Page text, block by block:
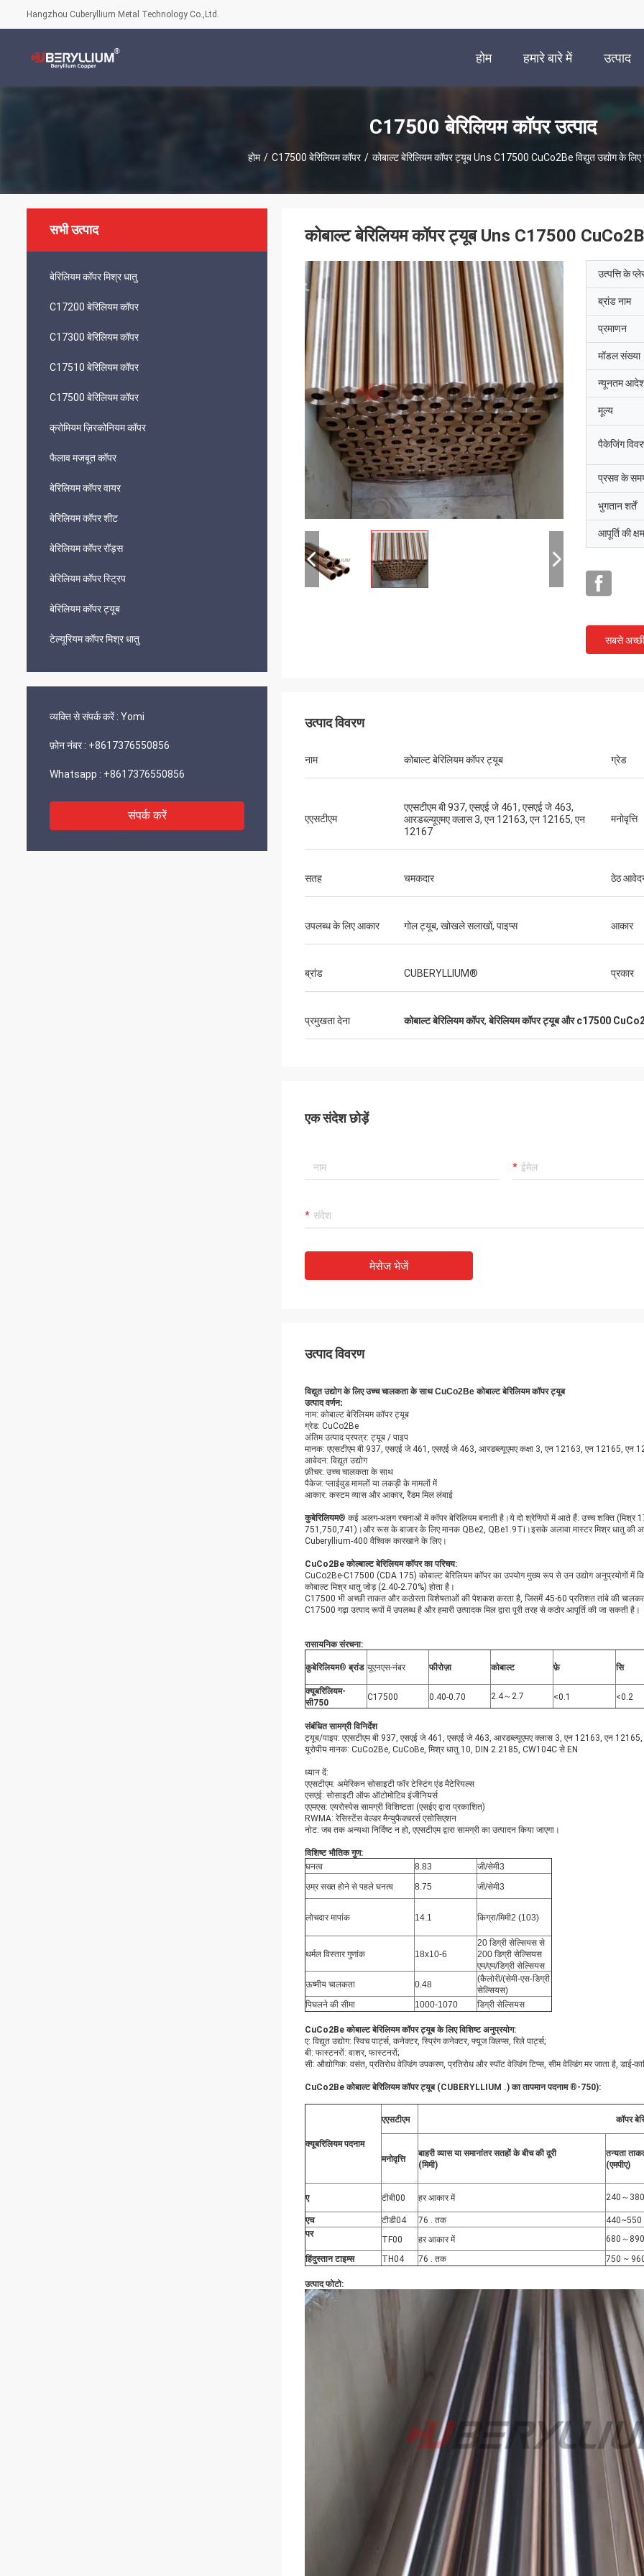
Hangzhou Cuberyllium Metal Technology Co.,Ltd.
होम हमारे बारे में उत्पाद
C17500 बेरिलियम कॉपर उत्पाद
होम / C17500 बेरिलियम कॉपर / कोबाल्ट बेरिलियम कॉपर ट्यूब Uns C17500 CuCo2Be विद्युत उद्योग के
सभी उत्पाद
बेरिलियम कॉपर मिश्र धातु
C17200 बेरिलियम कॉपर
C17300 बेरिलियम कॉपर
C17510 बेरिलियम कॉपर
C17500 बेरिलियम कॉपर
क्रोमियम ज़िरकोनियम कॉपर
फैलाव मजबूत कॉपर
बेरिलियम कॉपर वायर
बेरिलियम कॉपर शीट
बेरिलियम कॉपर रॉड्स
बेरिलियम कॉपर स्ट्रिप
बेरिलियम कॉपर ट्यूब
टेल्यूरियम कॉपर मिश्र धातु
व्यक्ति से संपर्क करें : Yomi
फ़ोन नंबर : +8617376550856
Whatsapp : +8617376550856
संपर्क करें
कोबाल्ट बेरिलियम कॉपर ट्यूब Uns C17500
उत्पत्ति के
ब्रांड नाम
प्रमाणन
मॉडल संख्या
न्यूनतम आदेश
मूल्य
पैकेजिंग
प्रसव के
भुगतान शर्तें
आपूर्ति की
सबसे
उत्पाद विवरण
नाम कोबाल्ट बेरिलियम कॉपर ट्यूब ग्रेड
एएसटीएम
एएसटीएम बी 937, एसएई जे 461, एसएई जे 463,
आरडब्ल्यूएमए क्लास 3, एन 12163, एन 12165, एन
12167
मनोवृत्ति
सतह चमकदार ठेठ
उपलब्ध के लिए आकार गोल ट्यूब, खोखले सलाखों, पाइप्स आकार
ब्रांड CUBERYLLIUM® प्रकार
प्रमुखता देना कोबाल्ट बेरिलियम कॉपर,बेरिलियम कॉपर ट्यूब और c17500
एक संदेश छोड़ें
मेसेज भेजें
उत्पाद विवरण
विद्युत उद्योग के लिए उच्च चालकता के साथ CuCo2Be कोबाल्ट बेरिलियम कॉपर ट्यूब
उत्पाद वर्णन:
नाम: कोबाल्ट बेरिलियम कॉपर ट्यूब
ग्रेड: CuCo2Be
अंतिम उत्पाद प्रपत्र: ट्यूब / पाइप
मानक: एएसटीएम बी 937, एसएई जे 461, एसएई जे 463, आरडब्ल्यूएमए कक्षा 3, एन 12163, एन 12165, एन
आवेदन: विद्युत उद्योग
फ़ीचर: उच्च चालकता के साथ
पैकेज: प्लाईवुड मामलों या लकड़ी के मामलों में
आकार: कस्टम व्यास और आकार, रैंडम मिल लंबाई
कुबेरिलियम® कई अलग-अलग रचनाओं में कॉपर बेरिलियम बनाती है।ये दो श्रेणियों में आते हैं: उच्च शक्ति (मिश्र
751,750,741)।और रूस के बाजार के लिए मानक QBe2, QBe1.9Ti।इसके अलावा मास्टर मिश्र धातु
Cuberyllium-400 वैश्विक कारखाने के लिए।
CuCo2Be कोल्बाल्ट बेरिलियम कॉपर का परिचय:
CuCo2Be-C17500 (CDA 175) कोबाल्ट बेरिलियम कॉपर का उपयोग मुख्य रूप से उन उद्योग अनुप्रयोगों में
कोबाल्ट मिश्र धातु जोड़ (2.40-2.70%) होता है।
C17500 भी अच्छी ताकत और कठोरता विशेषताओं की पेशकश करता है, जिसमें 45-60 प्रतिशत तांबे की
C17500 गढ़ा उत्पाद रूपों में उपलब्ध है और हमारी उत्पादक मिल द्वारा पूरी तरह से कठोर आपूर्ति की जा सकती है।
रासायनिक संरचना:
कुबेरिलियम® ब्रांड यूएनएस-नंबर फीरोज़ा कोबाल्ट फ़े सि
क्यूबरिलियम-
सी750
C17500 0.40-0.70 2.4～2.7 <0.1 <0.2
संबंधित सामग्री विनिर्देश
ट्यूब/पाइप: एएसटीएम बी 937, एसएई जे 461, एसएई जे 463, आरडब्ल्यूएमए क्लास 3, एन 12163, एन
यूरोपीय मानक: CuCo2Be, CuCoBe, मिश्र धातु 10, DIN 2.2185, CW104C से EN
ध्यान दें:
एएसटीएम: अमेरिकन सोसाइटी फॉर टेस्टिंग एंड मैटेरियल्स
एसएई: सोसाइटी ऑफ ऑटोमोटिव इंजीनियर्स
एएमएस: एयरोस्पेस सामग्री विशिष्टता (एसईए द्वारा प्रकाशित)
RWMA: रेसिस्टेंस वेल्डर मैन्युफैक्चरर्स एसोसिएशन
नोट: जब तक अन्यथा निर्दिष्ट न हो, एएसटीएम द्वारा सामग्री का उत्पादन किया जाएगा।
विशिष्ट भौतिक गुण:
घनत्व
8.83
जी/सेमी3
उम्र सख्त होने से पहले घनत्व
8.75 जी/सेमी3
लोचदार मापांक 14.1 किग्रा/मिमी2 (103)
थर्मल विस्तार गुणांक 18x10-6
20 डिग्री सेल्सियस से
200 डिग्री सेल्सियस
एम/एम/डिग्री सेल्सियस
ऊष्मीय चालकता
0.48
(कैलोरी/(सेमी-एस-डिग्री
सेल्सियस)
पिघलने की सीमा
1000-1070 डिग्री सेल्सियस
CuCo2Be कोबाल्ट बेरिलियम कॉपर ट्यूब के लिए विशिष्ट अनुप्रयोग:
ए: विद्युत उद्योग: स्विच पार्ट्स, कनेक्टर, स्प्रिंग कनेक्टर, फ्यूज क्लिप्स, रिले पार्ट्स;
बी: फास्टनरों: वाशर, फास्टनरों;
सी: औद्योगिक: वसंत, प्रतिरोध वेल्डिंग उपकरण, प्रतिरोध और स्पॉट वेल्डिंग टिप्स, सीम वेल्डिंग मर जाता है, डाई-
CuCo2Be कोबाल्ट बेरिलियम कॉपर ट्यूब (CUBERYLLIUM .) का तापमान पदनाम®-750):
क्यूबरिलियम पदनाम
एएसटीएम कॉपर
मनोवृत्ति
बाहरी व्यास या समानांतर सतहों के बीच की दूरी
(मिमी)
तन्यता
(एमपीए)
ए टीबी00 हर आकार में 240～380
एच टीडी04 76 . तक 440~550
पर
TF00 हर आकार में 680～890
हिंदुस्तान टाइम्स
TH04 76 . तक 750 ~
उत्पाद फोटो: